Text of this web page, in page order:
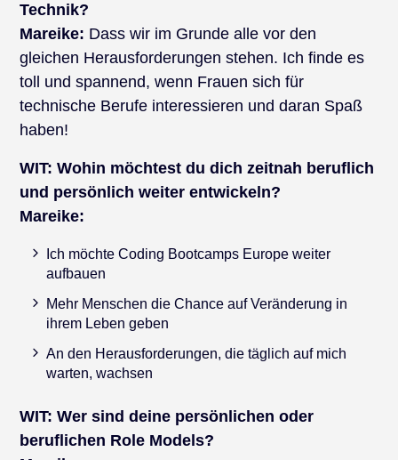
Technik?
Mareike: Dass wir im Grunde alle vor den
gleichen Herausforderungen stehen. Ich finde es
toll und spannend, wenn Frauen sich für
technische Berufe interessieren und daran Spaß
haben!
WIT: Wohin möchtest du dich zeitnah beruflich
und persönlich weiter entwickeln?
Mareike:
Ich möchte Coding Bootcamps Europe weiter
aufbauen
Mehr Menschen die Chance auf Veränderung in
ihrem Leben geben
An den Herausforderungen, die täglich auf mich
warten, wachsen
WIT: Wer sind deine persönlichen oder
beruflichen Role Models?